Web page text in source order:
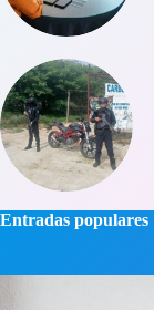
Entradas populares